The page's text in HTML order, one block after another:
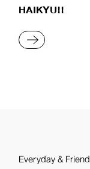
HAIKYU!!
READ MORE
Everyday &